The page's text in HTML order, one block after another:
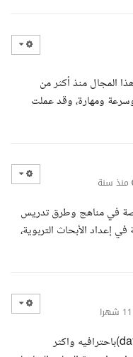
المجال منذ أكثر من
ومهارة، وقد عملت
منذ سنة
في مناهج وطرق تدريس
في إعداد الأبحاث التربوية،
مرحبا , معك رغد ابراهيم اعمل ك (data entry)باحترافيه واكثر